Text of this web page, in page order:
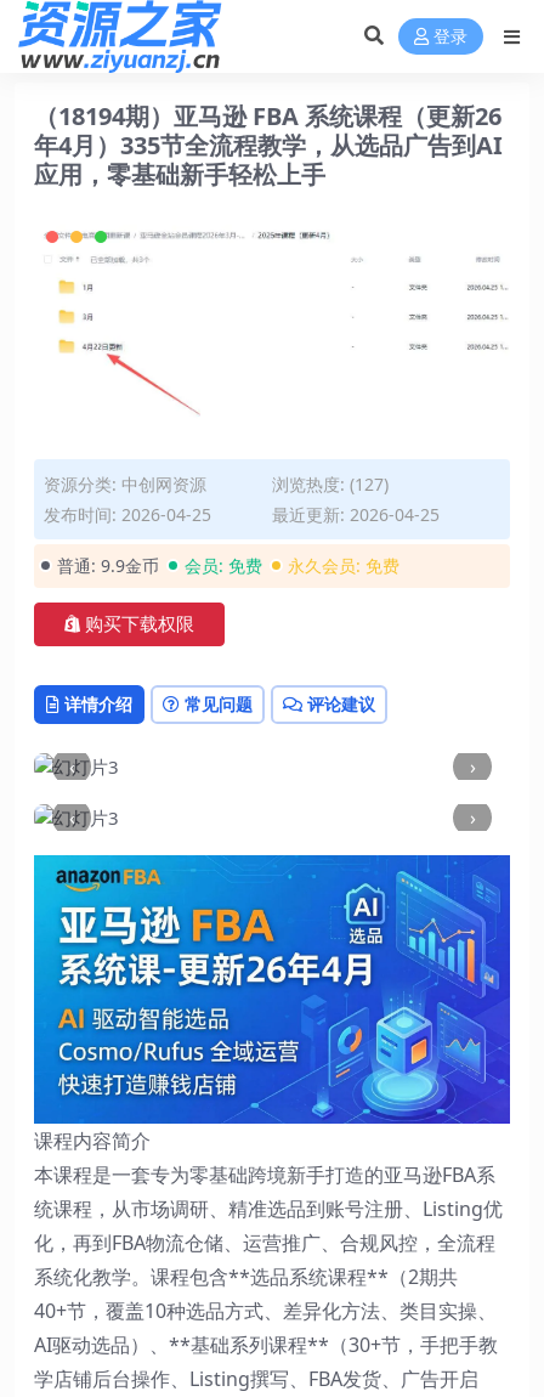
登录
（18194期）亚马逊 FBA 系统课程（更新26
年4月）335节全流程教学，从选品广告到AI
应用，零基础新手轻松上手
资源分类: 中创网资源
浏览热度: (127)
发布时间: 2026-04-25
最近更新: 2026-04-25
普通: 9.9金币 会员: 免费 永久会员: 免费
购买下载权限
详情介绍 常见问题 评论建议
‹
›
‹
›
课程内容简介
本课程是一套专为零基础跨境新手打造的亚马逊FBA系
统课程，从市场调研、精准选品到账号注册、Listing优
化，再到FBA物流仓储、运营推广、合规风控，全流程
系统化教学。课程包含**选品系统课程**（2期共
40+节，覆盖10种选品方式、差异化方法、类目实操、
AI驱动选品）、**基础系列课程**（30+节，手把手教
学店铺后台操作、Listing撰写、FBA发货、广告开启